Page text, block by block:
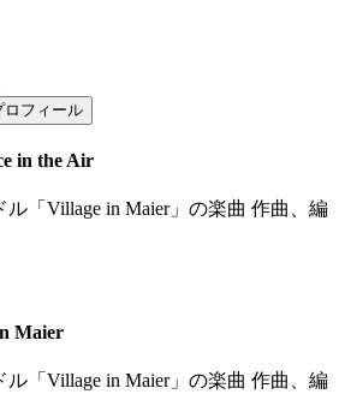
ロフィール
in the Air
「Village in Maier」の楽曲 作曲、編
Maier
「Village in Maier」の楽曲 作曲、編